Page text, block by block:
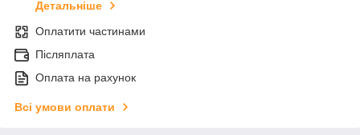
Детальніше
Оплатити частинами
Післяплата
Оплата на рахунок
Всі умови оплати